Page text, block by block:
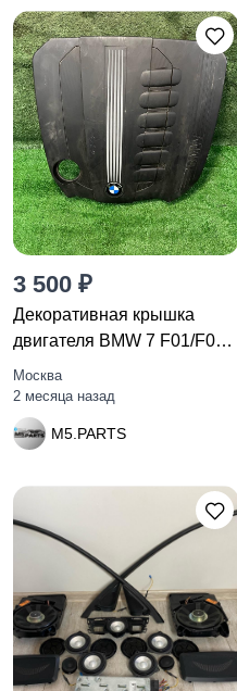
3 500 ₽
Декоративная крышка
двигателя BMW 7 F01/F02
F01
Москва
2 месяца назад
M5.PARTS